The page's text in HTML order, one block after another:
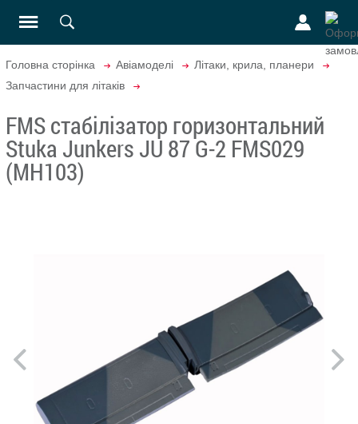
Головна сторінка Авіамоделі
Літаки, крила, планери
Запчастини для літаків
FMS стабілізатор горизонтальний
Stuka Junkers JU 87 G-2 FMS029
(MH103)